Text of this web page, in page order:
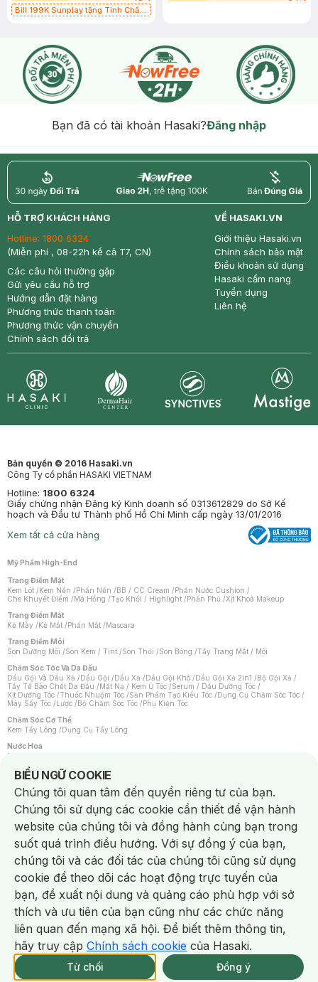
Bill 199K Sunplay tặng Tinh Chất
Bạn đã có tài khoản Hasaki?Đăng nhập
return nowfree price
HỖ TRỢ KHÁCH HÀNG
Hotline: 1800 6324
(Miễn phí , 08-22h kể cả T7, CN)
Các câu hỏi thường gặp
Gửi yêu cầu hỗ trợ
Hướng dẫn đặt hàng
Phương thức thanh toán
Phương thức vận chuyển
Chính sách đổi trả
VỀ HASAKI.VN
Giới thiệu Hasaki.vn
Chính sách bảo mật
Điều khoản sử dụng
Hasaki cẩm nang
Tuyển dụng
Liên hệ
Bản quyền © 2016 Hasaki.vn
Công Ty cổ phần HASAKI VIETNAM
Hotline: 1800 6324
Giấy chứng nhận Đăng ký Kinh doanh số 0313612829 do Sở Kế
hoạch và Đầu tư Thành phố Hồ Chí Minh cấp ngày 13/01/2016
Xem tất cả cửa hàng
Mỹ Phẩm High-End
Trang Điểm Mặt
Kem Lót /Kem Nền /Phấn Nền /BB / CC Cream /Phấn Nước Cushion /
Che Khuyết Điểm /Má Hồng /Tạo Khối / Highlight /Phấn Phủ /Xịt Khoá Makeup
Trang Điểm Mắt
Kẻ Mày /Kẻ Mắt /Phấn Mắt /Mascara
Trang Điểm Môi
Son Dưỡng Môi /Son Kem / Tint /Son Thỏi /Son Bóng /Tẩy Trang Mắt / Môi
Chăm Sóc Tóc Và Da Đầu
Dầu Gội Và Dầu Xả /Dầu Gội /Dầu Xả /Dầu Gội Khô /Dầu Gội Xả 2in1 /Bộ Gội Xả /
Tẩy Tế Bào Chết Da Đầu /Mặt Nạ / Kem Ủ Tóc /Serum / Dầu Dưỡng Tóc /
Xịt Dưỡng Tóc /Thuốc Nhuộm Tóc /Sản Phẩm Tạo Kiểu Tóc /Dụng Cụ Chăm Sóc Tóc /
Máy Sấy Tóc /Lược /Bộ Chăm Sóc Tóc /Phụ Kiện Tóc
Chăm Sóc Cơ Thể
Kem Tẩy Lông /Dụng Cụ Tẩy Lông
Nước Hoa
Nước Hoa Nữ
Chăm Sóc Cá Nhân
Chống Muỗi /Khẩu Trang /Máy Massage/Mặt Nạ Xông Hơi /Nước Rửa Tay/
Sản Phẩm Chăm Sóc Khác /Bàn Chải Đánh Răng /Bàn Chải Điện/
Hỗ Trợ Trắng Răng/Kem Đánh Răng /Máy Tăm Nước/ Nước Súc Miệng/
Tăm / Chỉ Nha Khoa/ Xịt Thơm Miệng / Dung Dịch Vệ Sinh/Dưỡng Vùng Kín/
Khăn Ướt Vệ Sinh Vùng Kín/Băng Vệ Sinh/Tampon/Bọt Cạo Râu /Dao Cạo Râu/
Máy Cạo Râu
Vấn Đề Về Da
Da Dầu / Lỗ Chân Lông To/ Da Khô / Mất Nước/ Da Lão Hóa/ Da Mụn/
Da Nhạy Cảm / Kích Ứng
Da Xỉn Màu Thâm / Nám / Tàn Nhang
Quầng Thâm & Bọng Mắt /Sẹo /Viêm Da Cơ Địa
Dụng Cụ / Phụ Kiện Chăm Sóc Da
Bông Tẩy Trang
Khăn Lau Mặt Khô Dụng Cụ / Máy Rửa Mặt Máy Chăm Sóc Da
Dụng Cụ Chăm Sóc Khác
BIỂU NGỮ COOKIE
Notice about cookies usage
Chúng tôi quan tâm đến quyền riêng tư của bạn.
Chúng tôi sử dụng các cookie cần thiết để vận hành
website của chúng tôi và đồng hành cùng bạn trong
suốt quá trình điều hướng. Với sự đồng ý của bạn,
chúng tôi và các đối tác của chúng tôi cũng sử dụng
cookie để theo dõi các hoạt động trực tuyến của
bạn, đề xuất nội dung và quảng cáo phù hợp với sở
thích và ưu tiên của bạn cũng như các chức năng
liên quan đến mạng xã hội. Để biết thêm thông tin,
hãy truy cập Chính sách cookie của Hasaki.
Từ chối Đồng ý